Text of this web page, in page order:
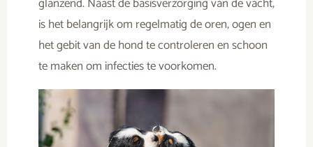
is het belangrijk om regelmatig de oren, ogen en
het gebit van de hond te controleren en schoon
te maken om infecties te voorkomen.